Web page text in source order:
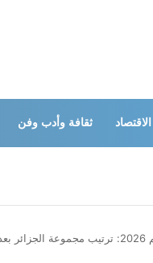
الاقتصاد ثقافة وأدب وفن